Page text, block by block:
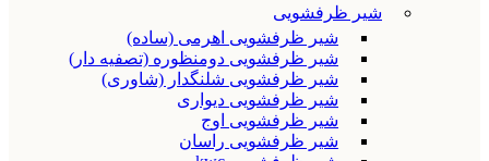
شیر ظرفشویی
شیر ظرفشویی اهرمی (ساده)
شیر ظرفشویی دومنظوره (تصفیه دار)
شیر ظرفشویی شلنگدار (شاوری)
شیر ظرفشویی دیواری
شیر ظرفشویی اوج
شیر ظرفشویی راسان